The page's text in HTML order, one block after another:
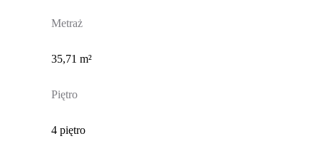
Metraż
35,71 m²
Piętro
4 piętro